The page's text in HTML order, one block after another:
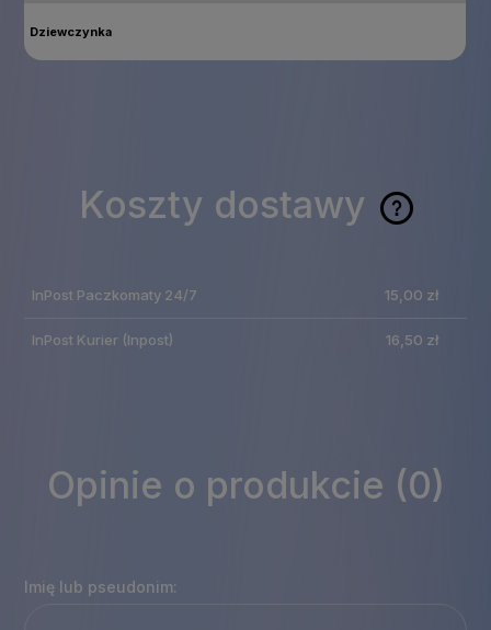
Dziewczynka
Koszty dostawy
Cena nie zawiera
płatności
InPost Paczkomaty 24/7 15,00 zł
InPost Kurier (Inpost) 16,50 zł
Opinie o produkcie (0)
Imię lub pseudonim: